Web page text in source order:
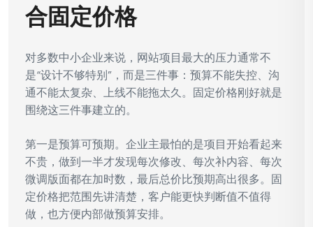
合固定价格
对多数中小企业来说，网站项目最大的压力通常不
是“设计不够特别”，而是三件事：预算不能失控、沟
通不能太复杂、上线不能拖太久。固定价格刚好就是
围绕这三件事建立的。
第一是预算可预期。企业主最怕的是项目开始看起来
不贵，做到一半才发现每次修改、每次补内容、每次
微调版面都在加时数，最后总价比预期高出很多。固
定价格把范围先讲清楚，客户能更快判断值不值得
做，也方便内部做预算安排。